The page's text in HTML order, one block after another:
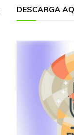
DESCARGA